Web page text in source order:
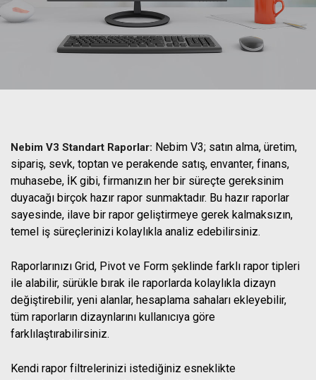
Nebim V3 Standart Raporlar: Nebim V3; satın alma, üretim,
sipariş, sevk, toptan ve perakende satış, envanter, finans,
muhasebe, İK gibi, firmanızın her bir süreçte gereksinim
duyacağı birçok hazır rapor sunmaktadır. Bu hazır raporlar
sayesinde, ilave bir rapor geliştirmeye gerek kalmaksızın,
temel iş süreçlerinizi kolaylıkla analiz edebilirsiniz.
Raporlarınızı Grid, Pivot ve Form şeklinde farklı rapor tipleri
ile alabilir, sürükle bırak ile raporlarda kolaylıkla dizayn
değiştirebilir, yeni alanlar, hesaplama sahaları ekleyebilir,
tüm raporların dizaynlarını kullanıcıya göre
farklılaştırabilirsiniz.
Kendi rapor filtrelerinizi istediğiniz esneklikte